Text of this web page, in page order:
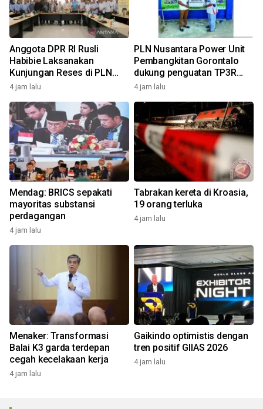
Anggota DPR RI Rusli
Habibie Laksanakan
Kunjungan Reses di PLN
Nusantara Power Unit
4 jam lalu
PLN Nusantara Power Unit
Pembangkitan Gorontalo
dukung penguatan TP3R
Tanggidaa Group melalui
ekonomi sirkular
4 jam lalu
Mendag: BRICS sepakati
mayoritas substansi
perdagangan
4 jam lalu
Tabrakan kereta di Kroasia,
19 orang terluka
4 jam lalu
Menaker: Transformasi
Balai K3 garda terdepan
cegah kecelakaan kerja
4 jam lalu
Gaikindo optimistis dengan
tren positif GIIAS 2026
4 jam lalu